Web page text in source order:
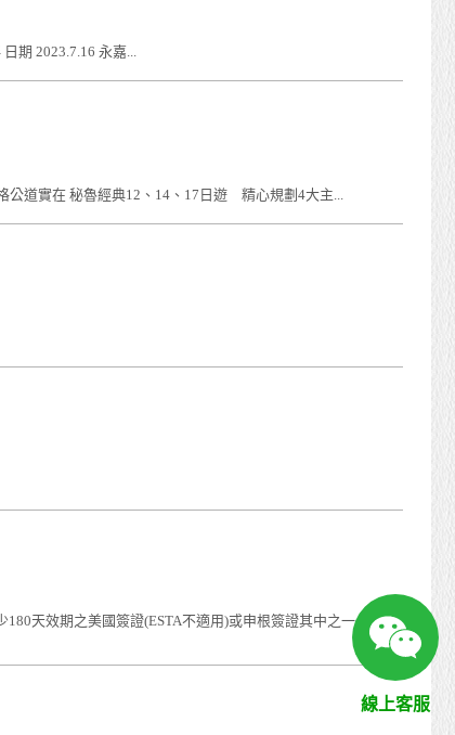
期 2023.7.16 永嘉...
道實在 秘魯經典12、14、17日遊 精心規劃4大主...
天效期之美國簽證(ESTA不適用)或申根簽證其中之一，才能
線上客服